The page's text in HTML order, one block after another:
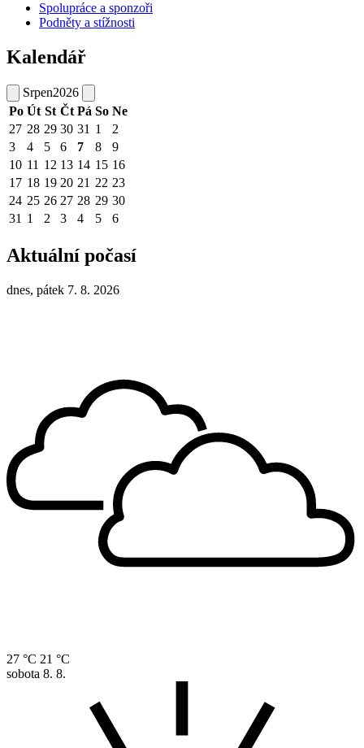
Spolupráce a sponzoři
Podněty a stížnosti
Kalendář
Srpen2026
Po Út St Čt Pá So Ne
27 28 29 30 31 1
2
3
4 5 6 7 8
9
10 11 12 13 14 15 16
17 18 19 20 21 22 23
24 25 26 27 28 29 30
31 1 2 3 4 5 6
Aktuální počasí
dnes, pátek 7. 8. 2026
27 °C 21 °C
sobota 8. 8.